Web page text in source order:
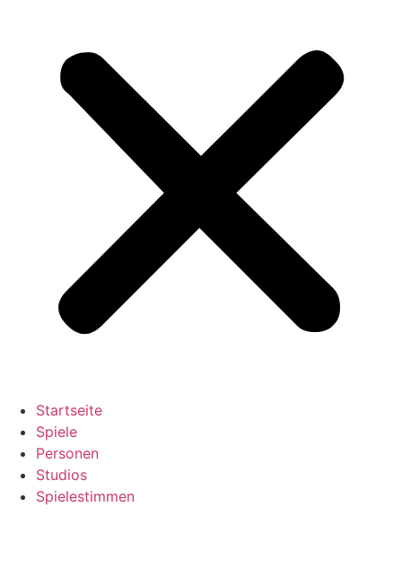
Startseite
Spiele
Personen
Studios
Spielestimmen